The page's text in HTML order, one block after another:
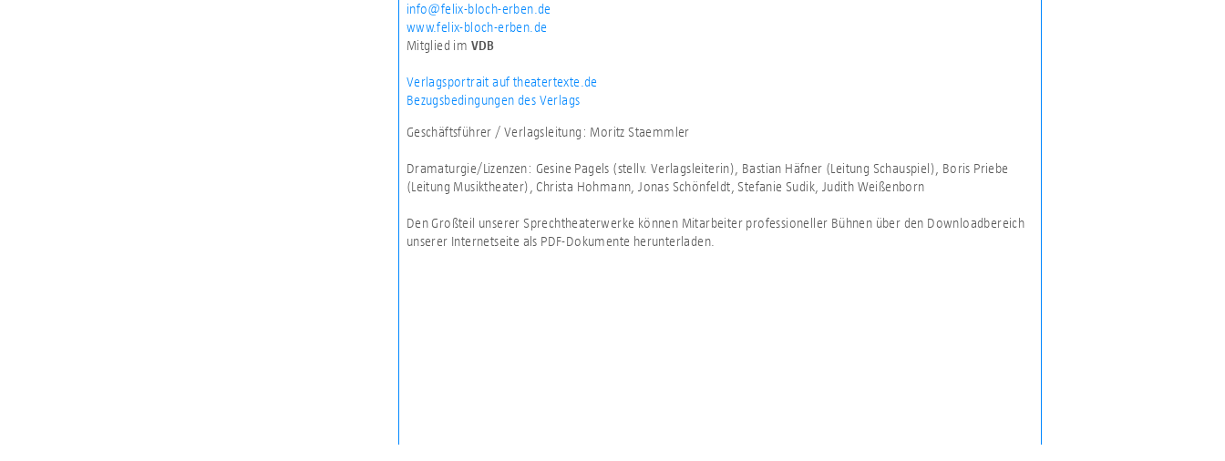
info@felix-bloch-erben.de
www.felix-bloch-erben.de
Mitglied im VDB
Verlagsportrait auf theatertexte.de
Bezugsbedingungen des Verlags
Geschäftsführer / Verlagsleitung: Moritz Staemmler
Dramaturgie/Lizenzen: Gesine Pagels (stellv. Verlagsleiterin), Bastian Häfner (Leitung Schauspiel), Boris Priebe
(Leitung Musiktheater), Christa Hohmann, Jonas Schönfeldt, Stefanie Sudik, Judith Weißenborn
Den Großteil unserer Sprechtheaterwerke können Mitarbeiter professioneller Bühnen über den Downloadbereich
unserer Internetseite als PDF-Dokumente herunterladen.